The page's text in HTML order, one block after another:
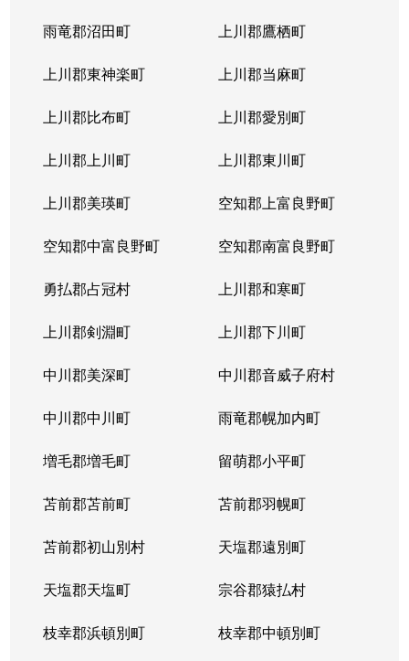
雨竜郡沼田町 上川郡鷹栖町
上川郡東神楽町 上川郡当麻町
上川郡比布町 上川郡愛別町
上川郡上川町 上川郡東川町
上川郡美瑛町 空知郡上富良野町
空知郡中富良野町 空知郡南富良野町
勇払郡占冠村 上川郡和寒町
上川郡剣淵町 上川郡下川町
中川郡美深町 中川郡音威子府村
中川郡中川町 雨竜郡幌加内町
増毛郡増毛町 留萌郡小平町
苫前郡苫前町 苫前郡羽幌町
苫前郡初山別村 天塩郡遠別町
天塩郡天塩町 宗谷郡猿払村
枝幸郡浜頓別町 枝幸郡中頓別町